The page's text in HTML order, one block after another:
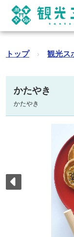
トップ › 観光ス
かたやき
かたやき